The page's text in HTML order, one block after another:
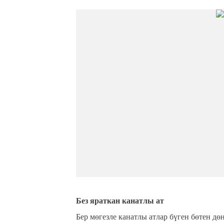
Без яраткан канатлы ат
Бер мөгезле канатлы атлар бүген бөтен